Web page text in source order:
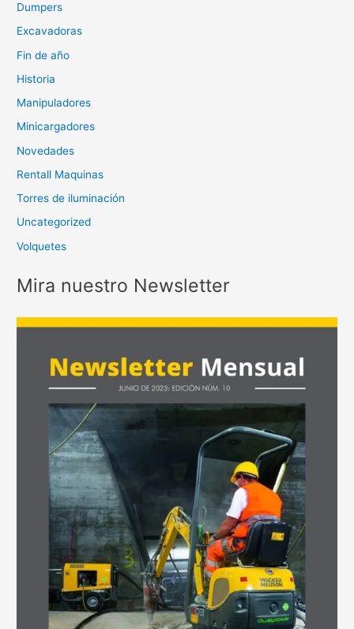
Dumpers
Excavadoras
Fin de año
Historia
Manipuladores
Minicargadores
Novedades
Rentall Maquinas
Torres de iluminación
Uncategorized
Volquetes
Mira nuestro Newsletter